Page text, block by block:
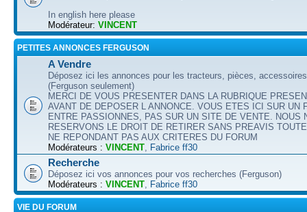
In english here please
Modérateur: VINCENT
PETITES ANNONCES FERGUSON
A Vendre
Déposez ici les annonces pour les tracteurs, pièces,
(Ferguson seulement)
MERCI DE VOUS PRESENTER DANS LA RUBRIQUE
AVANT DE DEPOSER L ANNONCE. VOUS ETES ICI SUR UN
ENTRE PASSIONNES, PAS SUR UN SITE DE VENTE. NOUS
RESERVONS LE DROIT DE RETIRER SANS PREAVIS
NE REPONDANT PAS AUX CRITERES DU FORUM
Modérateurs : VINCENT Fabrice ff30
Recherche
Déposez ici vos annonces pour vos recherches (Ferguson)
Modérateurs : VINCENT Fabrice ff30
VIE DU FORUM